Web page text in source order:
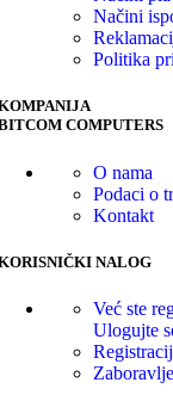
Načini
Politika
COMPUTERS
O nama
Podaci o
Kontakt
NALOG
Već ste
Ulogujte